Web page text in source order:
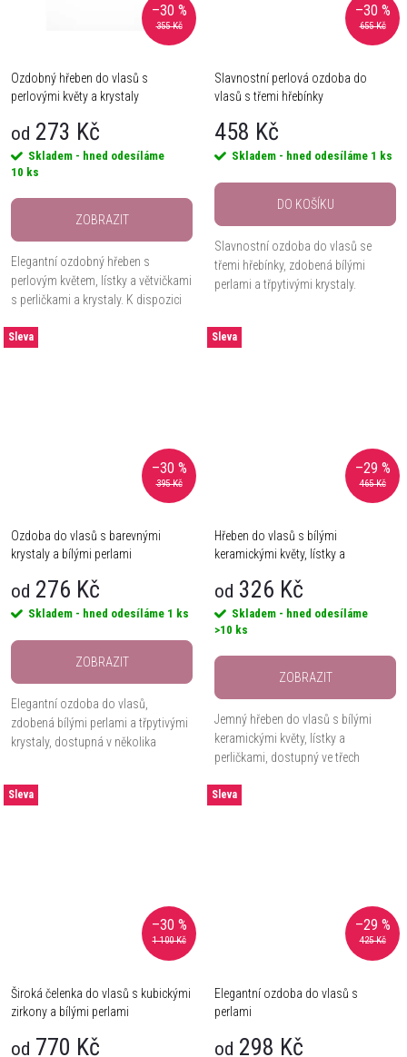
355 Kč
–30 %
Ozdobný hřeben do vlasů s
perlovými květy a krystaly
od 273 Kč
Skladem - hned odesíláme
10 ks
ZOBRAZIT
Elegantní ozdobný hřeben s
perlovým květem, lístky a větvičkami
s perličkami a krystaly. K dispozici
variantě.
655 Kč
–30 %
Slavnostní perlová ozdoba do
vlasů s třemi hřebínky
458 Kč
Skladem - hned odesíláme 1 ks
DO KOŠÍKU
Slavnostní ozdoba do vlasů se
třemi hřebínky, zdobená bílými
perlami a třpytivými krystaly.
Sleva
395 Kč
–30 %
Ozdoba do vlasů s barevnými
krystaly a bílými perlami
od 276 Kč
Skladem - hned odesíláme 1 ks
ZOBRAZIT
Elegantní ozdoba do vlasů,
zdobená bílými perlami a třpytivými
krystaly, dostupná v několika
Sleva
465 Kč
–29 %
Hřeben do vlasů s bílými
keramickými květy, lístky a
od 326 Kč
Skladem - hned odesíláme
>10 ks
ZOBRAZIT
Jemný hřeben do vlasů s bílými
keramickými květy, lístky a
perličkami, dostupný ve třech
Sleva
1 100 Kč
–30 %
Široká čelenka do vlasů s kubickými
zirkony a bílými perlami
od 770 Kč
Sleva
425 Kč
–29 %
Elegantní ozdoba do vlasů s
perlami
od 298 Kč